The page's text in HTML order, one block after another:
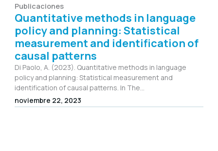
Publicaciones
Quantitative methods in language
policy and planning: Statistical
measurement and identification of
causal patterns
Di Paolo, A. (2023). Quantitative methods in language
policy and planning: Statistical measurement and
identification of causal patterns. In The...
noviembre 22, 2023